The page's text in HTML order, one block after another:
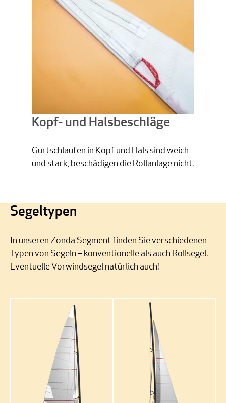
Kopf- und Halsbeschläge
Gurtschlaufen in Kopf und Hals sind weich
und stark, beschädigen die Rollanlage nicht.
Segeltypen
In unseren Zonda Segment finden Sie verschiedenen
Typen von Segeln – konventionelle als auch Rollsegel.
Eventuelle Vorwindsegel natürlich auch!